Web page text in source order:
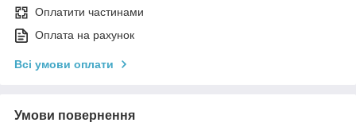
Оплатити частинами
Оплата на рахунок
Всі умови оплати
Умови повернення